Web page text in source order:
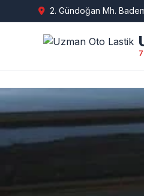
2. Gündoğan Mh.